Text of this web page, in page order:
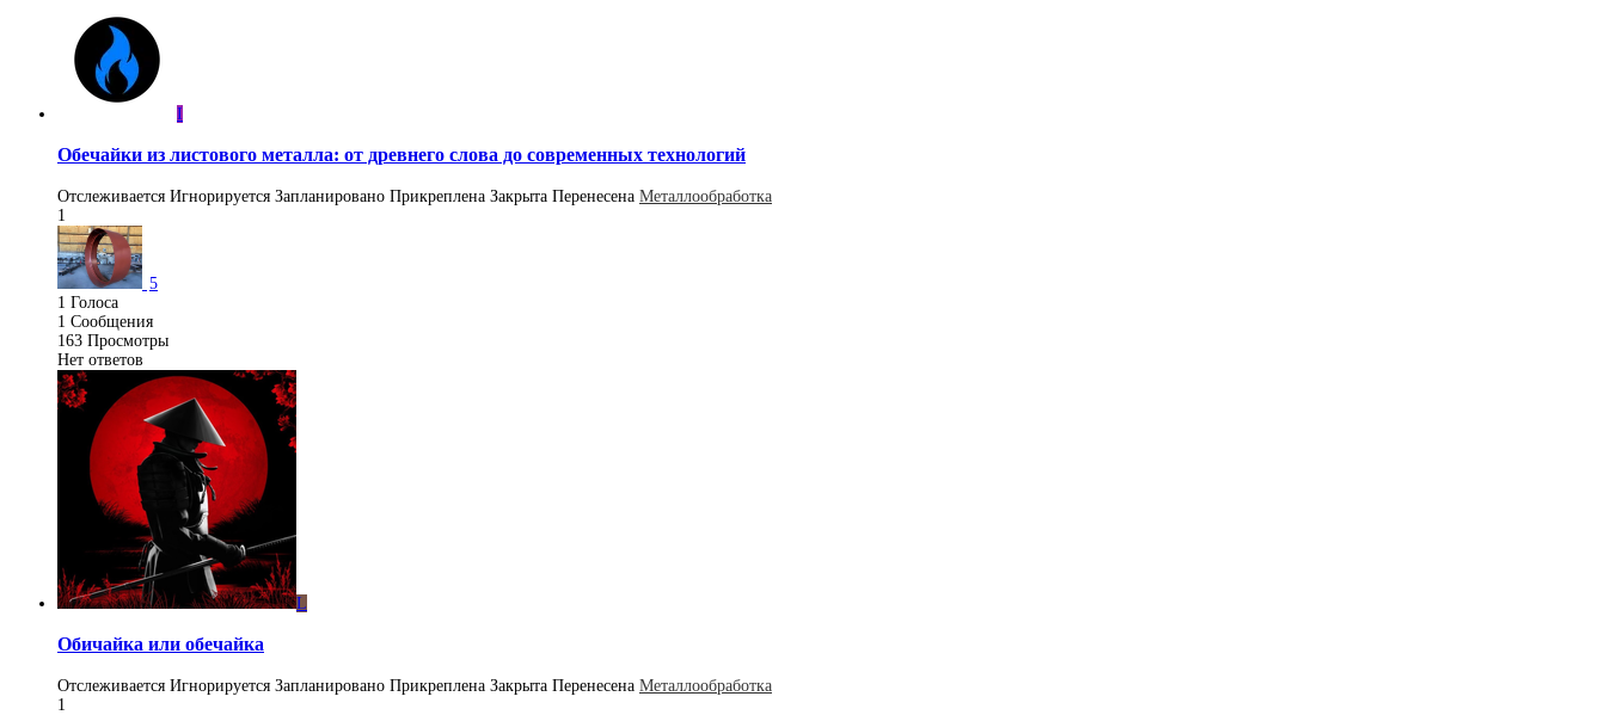
I
Обечайки из листового металла: от древнего слова до современных технологий
Отслеживается Игнорируется Запланировано Прикреплена Закрыта Перенесена Металлообработка
1
5
1 Голоса
1 Сообщения
163 Просмотры
Нет ответов
L
Обичайка или обечайка
Отслеживается Игнорируется Запланировано Прикреплена Закрыта Перенесена Металлообработка
1